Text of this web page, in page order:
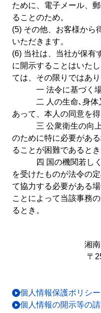
各種サポート 各
ために、電子メール、
ることのため。
(5) その他、お客様から
いただきます。
(6) 当社は、当社が保有
に開示することはいた
ては、その限りではあり
一 法令に基づく場
二 人の生命､身体又
あって、本人の同意を
三 公衆衛生の向上
のために特に必要があ
ることが困難であるとき
四 国の機関若しく
を受けたものが法令の
て協力する必要がある
ことによって当該事務
るとき。
湘
〒
個人情報保護ポリシー
個人情報の開示等の